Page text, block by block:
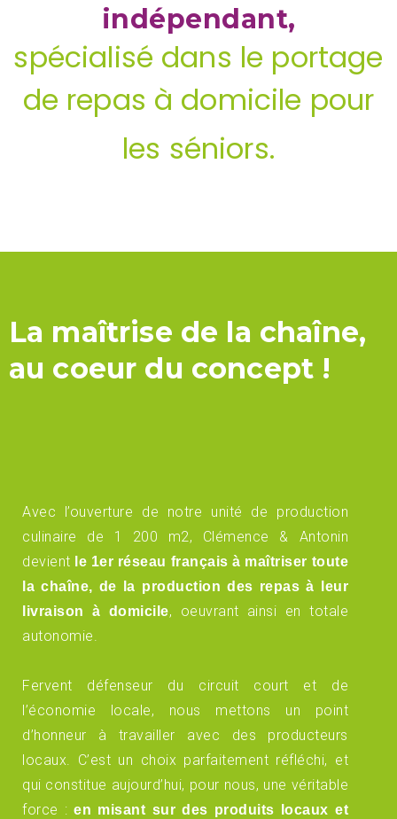
indépendant,
spécialisé dans le portage
de repas à domicile pour
les séniors.
La maîtrise de la chaîne,
au coeur du concept !
Avec l’ouverture de notre unité de production
culinaire de 1 200 m2, Clémence & Antonin
devient le 1er réseau français à maîtriser toute
la chaîne, de la production des repas à leur
livraison à domicile, oeuvrant ainsi en totale
autonomie.
Fervent défenseur du circuit court et de
l’économie locale, nous mettons un point
d’honneur à travailler avec des producteurs
locaux. C’est un choix parfaitement réfléchi, et
qui constitue aujourd’hui, pour nous, une véritable
force :en misant sur des produits locaux et